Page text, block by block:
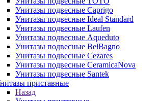
Унитазы подвесные Caprigo
Унитазы подвесные Ideal Standard
Унитазы подвесные Laufen
Унитазы подвесные Aqueduto
Унитазы подвесные BelBagno
Унитазы подвесные Cezares
Унитазы подвесные CeramicaNova
Унитазы подвесные Santek
приставные
Назад